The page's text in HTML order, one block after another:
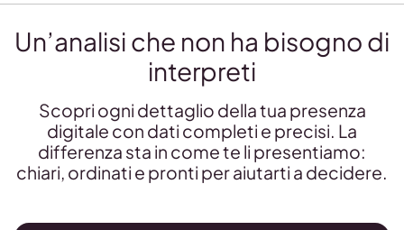
Un’analisi che non ha bisogno di
interpreti
Scopri ogni dettaglio della tua presenza
digitale con dati completi e precisi. La
differenza sta in come te li presentiamo:
chiari, ordinati e pronti per aiutarti a decidere.